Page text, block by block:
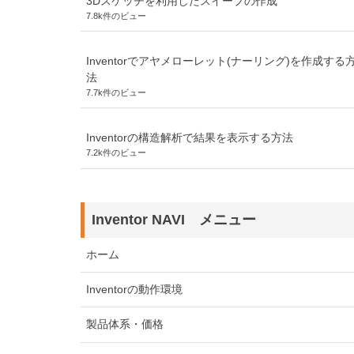
7.8k件のビュー
Inventorでアヤメローレット(ナーリング)を作成する
法
7.7k件のビュー
Inventorの構造解析で結果を表示する方法
7.2k件のビュー
Inventor NAVI メニュー
ホーム
Inventorの動作環境
製品体系・価格